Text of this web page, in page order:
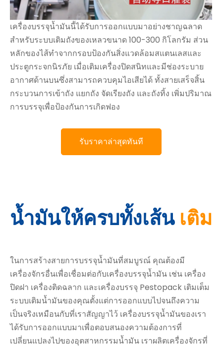
เครื่องบรรจุน้ำมันนี้ได้รับการออกแบบมาอย่างชาญฉลาด
สำหรับระบบเติมถังของเหลวขนาด 100-300 กิโลกรัม ส่วน
หลักของไส้ทำจากกรอบป้องกันสิ่งแวดล้อมสแตนเลสและ
ประตูกระจกนิรภัย เมื่อเติมเครื่องปิดสนิทและมีช่องระบาย
อากาศด้านบนซึ่งสามารถควบคุมไอเสียได้ ทั้งสายเสร็จสิ้น
กระบวนการเข้าถัง แยกถัง จัดเรียงถัง และถังทิ้ง เพิ่มปริมาณ
การบรรจุเพื่อป้องกันการเกิดฟอง
รับราคาล่าสุดทันที
น้ำมันให้ครบทั้งเส้น เติม
ในการสร้างสายการบรรจุน้ำมันที่สมบูรณ์ คุณต้องมี
เครื่องจักรอื่นเพื่อเชื่อมต่อกับเครื่องบรรจุน้ำมัน เช่น เครื่อง
ปิดฝา เครื่องติดฉลาก และเครื่องบรรจุ Pestopack เติมเต็ม
ระบบเติมน้ำมันของคุณตั้งแต่การออกแบบไปจนถึงความ
เป็นจริงเหมือนกับที่เราสัญญาไว้ เครื่องบรรจุน้ำมันของเรา
ได้รับการออกแบบมาเพื่อตอบสนองความต้องการที่
เปลี่ยนแปลงไปของอุตสาหกรรมน้ำมัน เราผลิตเครื่องจักรที่